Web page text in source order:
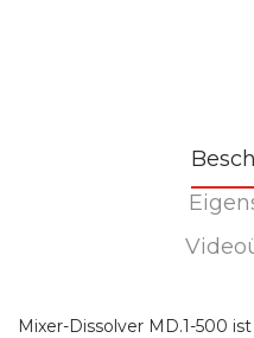
Mixer-Dissolver MD.1-500